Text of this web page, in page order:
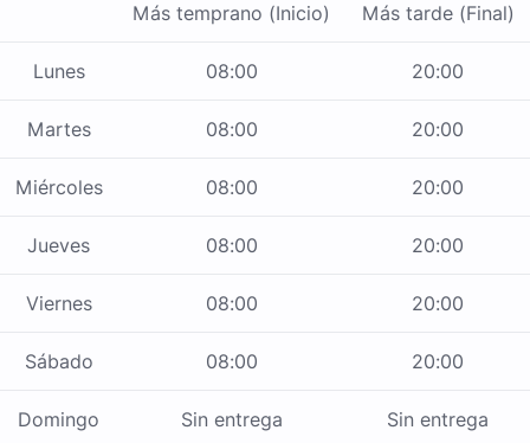
Más temprano (Inicio) Más tarde (Final)
Lunes 08:00 20:00
Martes 08:00 20:00
Miércoles 08:00 20:00
Jueves 08:00 20:00
Viernes 08:00 20:00
Sábado 08:00 20:00
Domingo Sin entrega Sin entrega